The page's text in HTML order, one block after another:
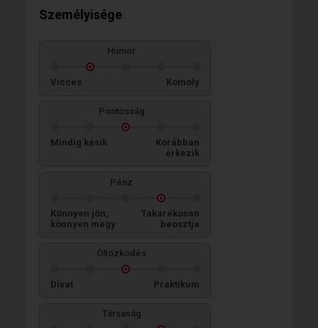
Személyisége
Humor
Vicces Komoly
Pontosság
Mindig késik
Korábban
érkezik
Pénz
Könnyen jön,
könnyen megy
Takarékosan
beosztja
Öltözködés
Divat Praktikum
Társaság